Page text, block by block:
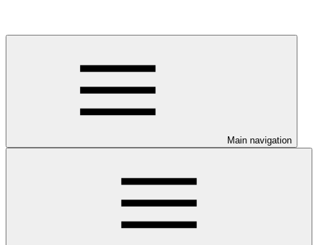
Main navigation